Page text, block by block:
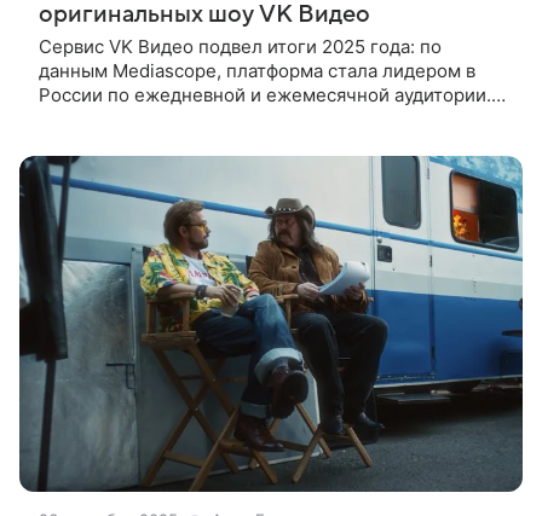
оригинальных шоу VK Видео
Сервис VK Видео подвел итоги 2025 года: по
данным Mediascope, платформа стала лидером в
России по ежедневной и ежемесячной аудитории.